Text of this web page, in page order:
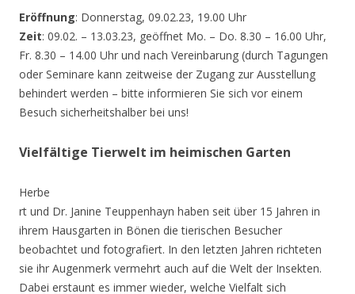
Eröffnung: Donnerstag, 09.02.23, 19.00 Uhr
Zeit: 09.02. – 13.03.23, geöffnet Mo. – Do. 8.30 – 16.00 Uhr,
Fr. 8.30 – 14.00 Uhr und nach Vereinbarung (durch Tagungen
oder Seminare kann zeitweise der Zugang zur Ausstellung
behindert werden – bitte informieren Sie sich vor einem
Besuch sicherheitshalber bei uns!
Vielfältige Tierwelt im heimischen Garten
Herbe
rt und Dr. Janine Teuppenhayn haben seit über 15 Jahren in
ihrem Hausgarten in Bönen die tierischen Besucher
beobachtet und fotografiert. In den letzten Jahren richteten
sie ihr Augenmerk vermehrt auch auf die Welt der Insekten.
Dabei erstaunt es immer wieder, welche Vielfalt sich